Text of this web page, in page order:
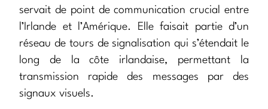
servait de point de communication crucial entre
l’Irlande et l’Amérique. Elle faisait partie d’un
réseau de tours de signalisation qui s’étendait le
long de la côte irlandaise, permettant la
transmission rapide des messages par des
signaux visuels.